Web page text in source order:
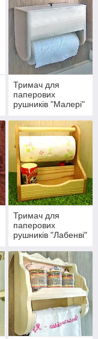
Тримач для
паперових
рушників "Малері"
Тримач для
паперових
рушників "Лабенві"